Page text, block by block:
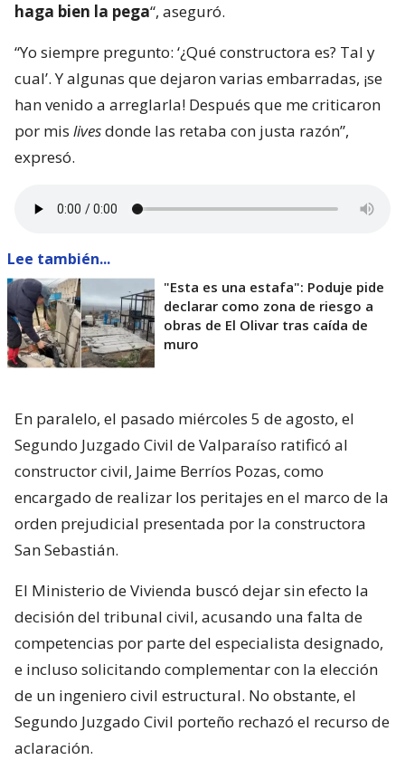
haga bien la pega“, aseguró.
“Yo siempre pregunto: ‘¿Qué constructora es? Tal y
cual’. Y algunas que dejaron varias embarradas, ¡se
han venido a arreglarla! Después que me criticaron
por mis livesdonde las retaba con justa razón”,
expresó.
Lee también...
"Esta es una estafa": Poduje pide
declarar como zona de riesgo a
obras de El Olivar tras caída de
muro
En paralelo, el pasado miércoles 5 de agosto, el
Segundo Juzgado Civil de Valparaíso ratificó al
constructor civil, Jaime Berríos Pozas, como
encargado de realizar los peritajes en el marco de la
orden prejudicial presentada por la constructora
San Sebastián.
El Ministerio de Vivienda buscó dejar sin efecto la
decisión del tribunal civil, acusando una falta de
competencias por parte del especialista designado,
e incluso solicitando complementar con la elección
de un ingeniero civil estructural. No obstante, el
Segundo Juzgado Civil porteño rechazó el recurso de
aclaración.